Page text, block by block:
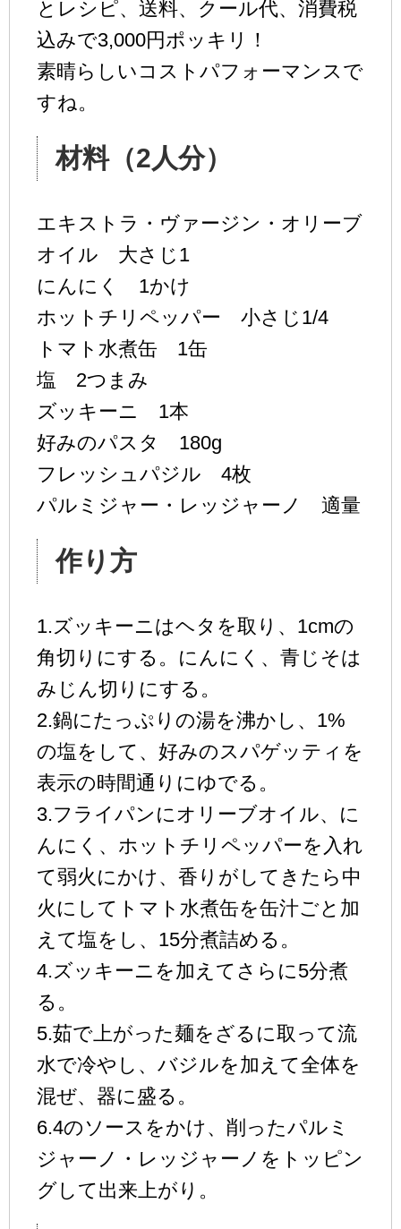
とレシピ、送料、クール代、消費税
込みで3,000円ポッキリ！
素晴らしいコストパフォーマンスで
すね。
材料（2人分）
エキストラ・ヴァージン・オリーブ
オイル 大さじ1
にんにく 1かけ
ホットチリペッパー 小さじ1/4
トマト水煮缶 1缶
塩 2つまみ
ズッキーニ 1本
好みのパスタ 180g
フレッシュパジル 4枚
パルミジャー・レッジャーノ 適量
作り方
1.ズッキーニはヘタを取り、1cmの
角切りにする。にんにく、青じそは
みじん切りにする。
2.鍋にたっぷりの湯を沸かし、1%
の塩をして、好みのスパゲッティを
表示の時間通りにゆでる。
3.フライパンにオリーブオイル、に
んにく、ホットチリペッパーを入れ
て弱火にかけ、香りがしてきたら中
火にしてトマト水煮缶を缶汁ごと加
えて塩をし、15分煮詰める。
4.ズッキーニを加えてさらに5分煮
る。
5.茹で上がった麺をざるに取って流
水で冷やし、バジルを加えて全体を
混ぜ、器に盛る。
6.4のソースをかけ、削ったパルミ
ジャーノ・レッジャーノをトッピン
グして出来上がり。